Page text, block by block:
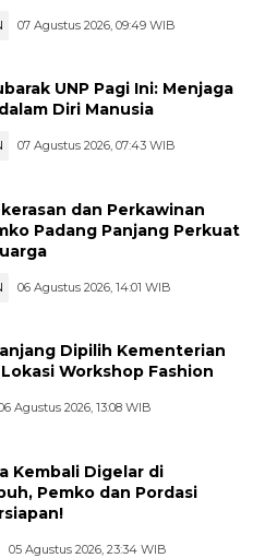
07 Agustus 2026, 09:49 WIB
UNP Pagi Ini: Menjaga
Diri Manusia
07 Agustus 2026, 07:43 WIB
dan Perkawinan
Padang Panjang Perkuat
06 Agustus 2026, 14:01 WIB
Dipilih Kementerian
Workshop Fashion
Agustus 2026, 13:08 WIB
Kembali Digelar di
Pemko dan Pordasi
05 Agustus 2026, 23:34 WIB